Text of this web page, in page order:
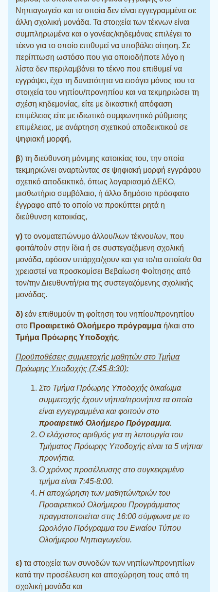
Νηπιαγωγείο και τα οποία δεν είναι εγγεγραμμένα σε
άλλη σχολική μονάδα. Τα στοιχεία των τέκνων είναι
συμπληρωμένα και ο γονέας/κηδεμόνας επιλέγει το
τέκνο για το οποίο επιθυμεί να υποβάλει αίτηση. Σε
περίπτωση ωστόσο που για οποιοδήποτε λόγο η
λίστα δεν περιλαμβάνει το τέκνο που επιθυμεί να
εγγράψει, έχει τη δυνατότητα να εισάγει μόνος του τα
στοιχεία του νηπίου/προνηπίου και να τεκμηριώσει τη
σχέση κηδεμονίας, είτε με δικαστική απόφαση
επιμέλειας είτε με ιδιωτικό συμφωνητικό ρύθμισης
επιμέλειας, με ανάρτηση σχετικού αποδεικτικού σε
ψηφιακή μορφή,
β) τη διεύθυνση μόνιμης κατοικίας του, την οποία
τεκμηριώνει αναρτώντας σε ψηφιακή μορφή εγγράφου
σχετικό αποδεικτικό, όπως λογαριασμό ΔΕΚΟ,
μισθωτήριο συμβόλαιο, ή άλλο δημόσιο πρόσφατο
έγγραφο από το οποίο να προκύπτει ρητά η
διεύθυνση κατοικίας,
γ) το ονοματεπώνυμο άλλου/λων τέκνου/ων, που
φοιτά/τούν στην ίδια ή σε συστεγαζόμενη σχολική
μονάδα, εφόσον υπάρχει/χουν και για το/τα οποίο/α θα
χρειαστεί να προσκομίσει Βεβαίωση Φοίτησης από
τον/την Διευθυντή/ρια της συστεγαζόμενης σχολικής
μονάδας.
δ) εάν επιθυμούν τη φοίτηση του νηπίου/προνηπίου
στο Προαιρετικό Ολοήμερο πρόγραμμα ή/και στο
Τμήμα Πρόωρης Υποδοχής.
Προϋποθέσεις συμμετοχής μαθητών στο Τμήμα
Πρόωρης Υποδοχής (7:45-8:30):
Στο Τμήμα Πρόωρης Υποδοχής δικαίωμα
συμμετοχής έχουν νήπια/προνήπια τα οποία
είναι εγγεγραμμένα και φοιτούν στο
προαιρετικό Ολοήμερο Πρόγραμμα.
Ο ελάχιστος αριθμός για τη λειτουργία του
Τμήματος Πρόωρης Υποδοχής είναι τα 5 νήπια/
προνήπια.
Ο χρόνος προσέλευσης στο συγκεκριμένο
τμήμα είναι 7:45-8:00.
Η αποχώρηση των μαθητών/τριών του
Προαιρετικού Ολοήμερου Προγράμματος
πραγματοποιείται στις 16:00 σύμφωνα με το
Ωρολόγιο Πρόγραμμα του Ενιαίου Τύπου
Ολοήμερου Νηπιαγωγείου.
ε) τα στοιχεία των συνοδών των νηπίων/προνηπίων
κατά την προσέλευση και αποχώρηση τους από τη
σχολική μονάδα και